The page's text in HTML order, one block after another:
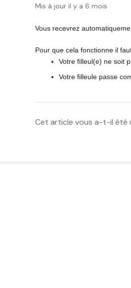
Mis à jour il y a 6 mois
Vous recevrez
Pour que cela fonctionne il
Votre filleul(e) ne soit
Votre filleule passe
Cet article vous a-t-il été